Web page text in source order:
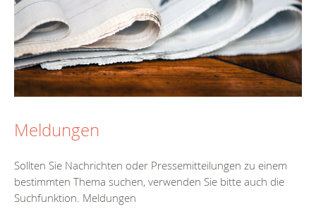
Meldungen
Sollten Sie Nachrichten oder Pressemitteilungen zu einem
bestimmten Thema suchen, verwenden Sie bitte auch die
Suchfunktion. Meldungen